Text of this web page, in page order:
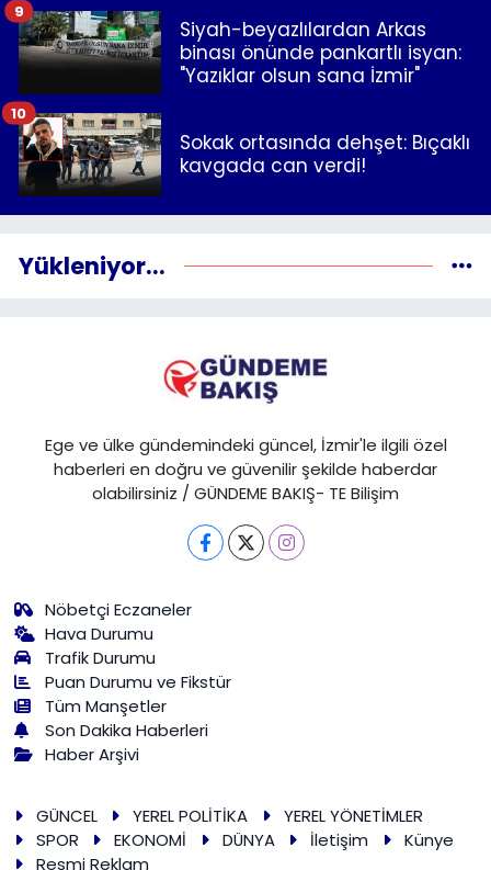
Siyah-beyazlılardan Arkas
binası önünde pankartlı isyan:
"Yazıklar olsun sana İzmir"
9
Sokak ortasında dehşet: Bıçaklı
kavgada can verdi!
10
Yükleniyor...
Ege ve ülke gündemindeki güncel, İzmir'le ilgili özel
haberleri en doğru ve güvenilir şekilde haberdar
olabilirsiniz / GÜNDEME BAKIŞ- TE Bilişim
Nöbetçi Eczaneler
Hava Durumu
Trafik Durumu
Puan Durumu ve Fikstür
Tüm Manşetler
Son Dakika Haberleri
Haber Arşivi
GÜNCEL YEREL POLİTİKA
YEREL YÖNETİMLER
SPOR
EKONOMİ DÜNYA İletişim
Künye
Resmi Reklam